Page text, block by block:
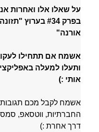
על שאלו אלו ואחרות
ב
פרק #34 בערוץ
אורנה"
אשמח אם תתחילו
ותעלו למעלה
אותי :)
אשמח לקבל מכם
החברתיות, ווטסאפ, סמס,
דרך אחרת :)